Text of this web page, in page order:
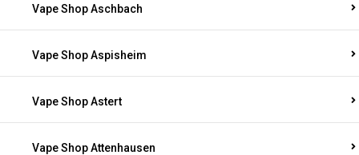
Vape Shop Aschbach
Vape Shop Aspisheim
Vape Shop Astert
Vape Shop Attenhausen